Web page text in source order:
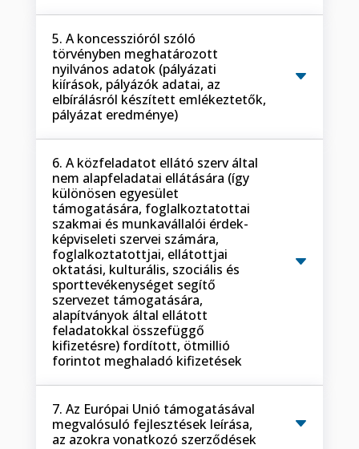
5. A koncesszióról szóló
törvényben meghatározott
nyilvános adatok (pályázati
kiírások, pályázók adatai, az
elbírálásról készített emlékeztetők,
pályázat eredménye)
6. A közfeladatot ellátó szerv által
nem alapfeladatai ellátására (így
különösen egyesület
támogatására, foglalkoztatottai
szakmai és munkavállalói érdek-
képviseleti szervei számára,
foglalkoztatottjai, ellátottjai
oktatási, kulturális, szociális és
sporttevékenységet segítő
szervezet támogatására,
alapítványok által ellátott
feladatokkal összefüggő
kifizetésre) fordított, ötmillió
forintot meghaladó kifizetések
7. Az Európai Unió támogatásával
megvalósuló fejlesztések leírása,
az azokra vonatkozó szerződések